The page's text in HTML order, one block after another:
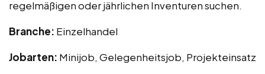
regelmäßigen oder jährlichen Inventuren suchen.
Branche: Einzelhandel
Jobarten: Minijob, Gelegenheitsjob, Projekteinsatz